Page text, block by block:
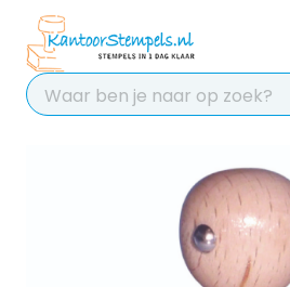
Chat 24/7 met
voor hulp
Contact